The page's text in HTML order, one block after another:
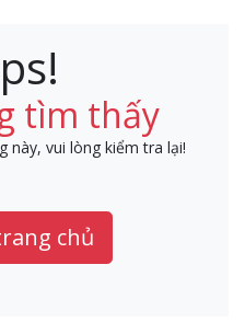
tìm thấy
này, vui lòng kiểm tra lại!
chủ